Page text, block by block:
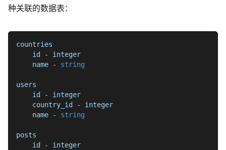
种关联的数据表：
countries
    id
-
integer
    name
- string
users
    id
-
integer
    country_id
-
integer
    name
- string
posts
    id
-
integer